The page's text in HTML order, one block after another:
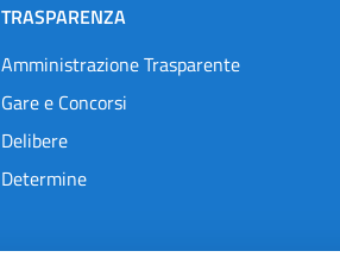
TRASPARENZA
Amministrazione Trasparente
Gare e Concorsi
Delibere
Determine